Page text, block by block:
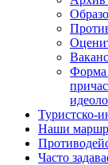
Форма
Туристско-
Наши
Часто